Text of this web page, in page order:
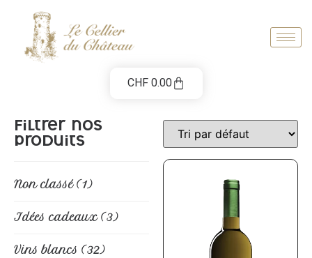
CHF0.00
Filtrer nos
produits
Non classé (1)
Idées cadeaux (3)
Vins blancs (32)